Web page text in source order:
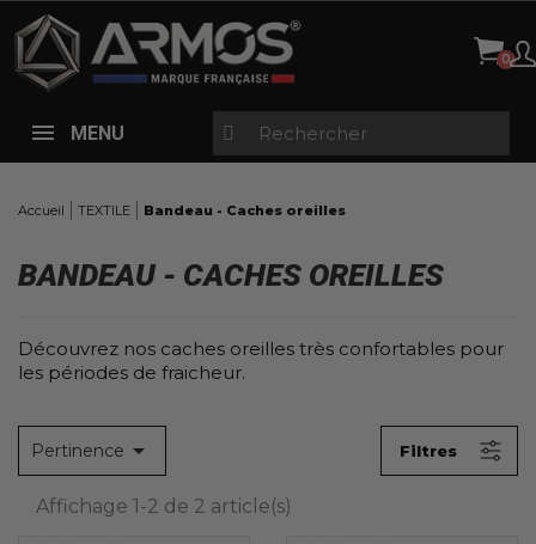
MENU
Accueil TEXTILE Bandeau - Caches oreilles
FILTRES
Aucun choix disponible pour ce groupe
PRIX
Tous
Noir(2)
EN PROMOTION
Aucun choix disponible pour ce groupe
BANDEAU - CACHES OREILLES
Découvrez nos caches oreilles très confortables pour
les périodes de fraicheur.
Pertinence  Filtres
Affichage 1-2 de 2 article(s)
Panneau de gestion des cookies